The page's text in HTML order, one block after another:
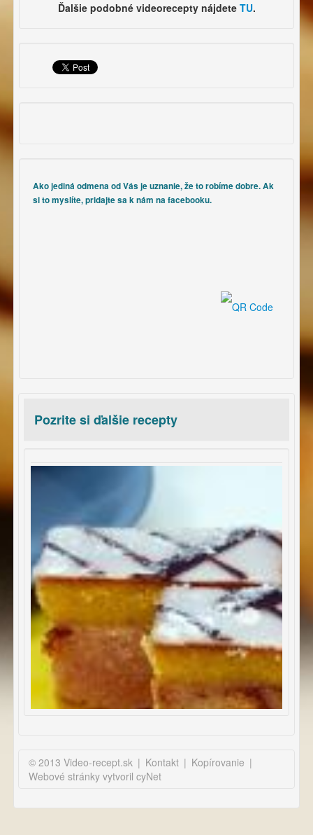
Ďalšie podobné videorecepty nájdete TU.
Ako jediná odmena od Vás je uznanie, že to robíme dobre. Ak
si to myslíte, pridajte sa k nám na facebooku.
Pozrite si ďalšie recepty
© 2013 Video-recept.sk | Kontakt | Kopírovanie |
Webové stránky vytvoril cyNet